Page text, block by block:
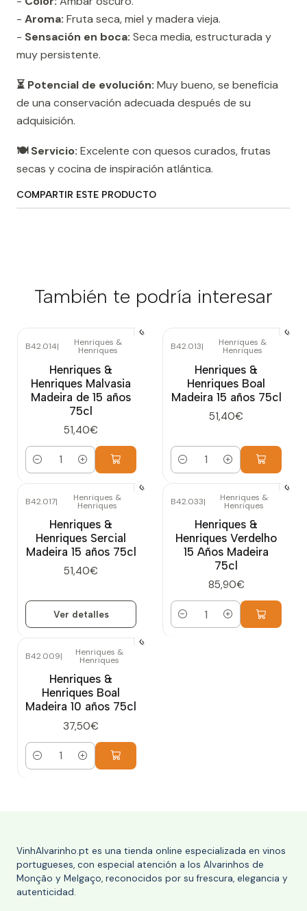
- Aroma: Fruta seca, miel y madera vieja.
- Sensación en boca: Seca media, estructurada y
muy persistente.
⏳ Potencial de evolución: Muy bueno, se beneficia
de una conservación adecuada después de su
adquisición.
🍽️ Servicio: Excelente con quesos curados, frutas
secas y cocina de inspiración atlántica.
COMPARTIR ESTE PRODUCTO
También te podría interesar
B42.014| Henriques &
Henriques
Henriques &
Henriques Malvasia
Madeira de 15 años
75cl
51,40€
Cantidad
B42.013| Henriques &
Henriques
Henriques &
Henriques Boal
Madeira 15 años 75cl
51,40€
Cantidad
Agotado
B42.017| Henriques &
Henriques
Henriques &
Henriques Sercial
Madeira 15 años 75cl
51,40€
Ver detalles
B42.033| Henriques &
Henriques
Henriques &
Henriques Verdelho
15 Años Madeira
75cl
85,90€
Cantidad
B42.009| Henriques &
Henriques
Henriques &
Henriques Boal
Madeira 10 años 75cl
37,50€
Cantidad
VinhAlvarinho.pt es una tienda online especializada en vinos
portugueses, con especial atención a los Alvarinhos de
Monção y Melgaço, reconocidos por su frescura, elegancia y
autenticidad.